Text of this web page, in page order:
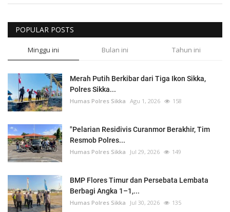
POPULAR POSTS
Minggu ini Bulan ini Tahun ini
Merah Putih Berkibar dari Tiga Ikon Sikka,
Polres Sikka...
Humas Polres Sikka Agu 1, 2026 158
"Pelarian Residivis Curanmor Berakhir, Tim
Resmob Polres...
Humas Polres Sikka Jul 29, 2026 149
BMP Flores Timur dan Persebata Lembata
Berbagi Angka 1–1,...
Humas Polres Sikka Jul 30, 2026 135